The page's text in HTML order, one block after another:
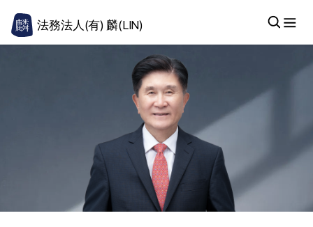
法務法人(有) 麟(LIN)